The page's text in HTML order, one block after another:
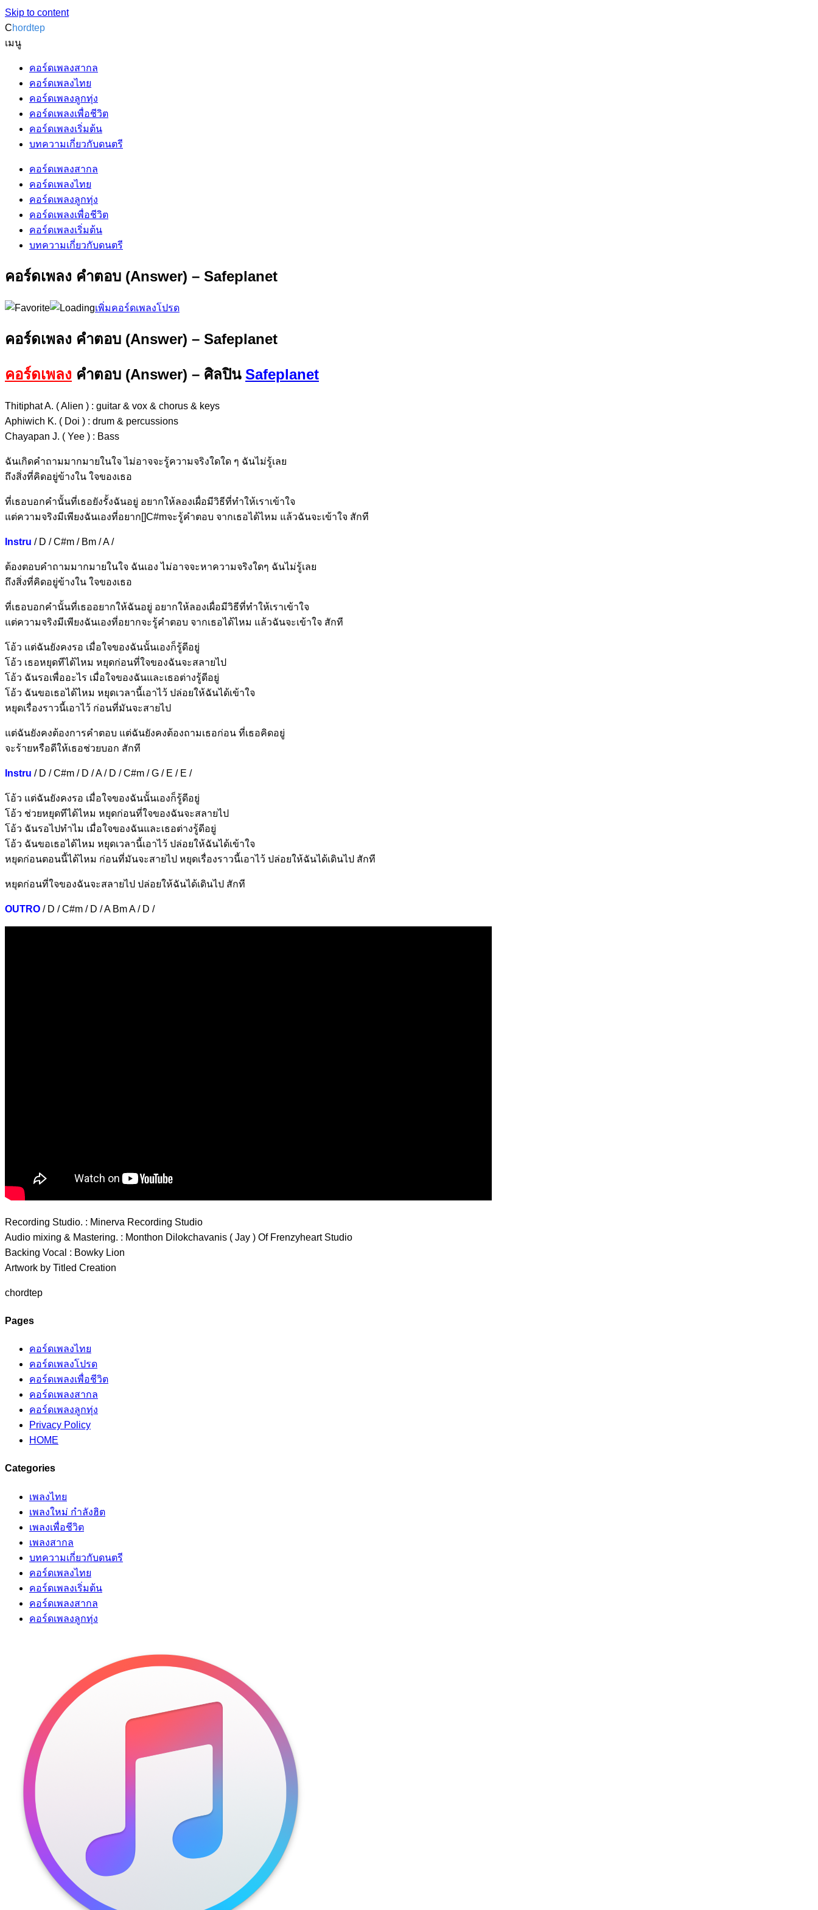
Skip to content
Chordtep
เมนู
คอร์ดเพลงสากล
คอร์ดเพลงไทย
คอร์ดเพลงลูกทุ่ง
คอร์ดเพลงเพื่อชีวิต
คอร์ดเพลงเริ่มต้น
บทความเกี่ยวกับดนตรี
คอร์ดเพลงสากล
คอร์ดเพลงไทย
คอร์ดเพลงลูกทุ่ง
คอร์ดเพลงเพื่อชีวิต
คอร์ดเพลงเริ่มต้น
บทความเกี่ยวกับดนตรี
คอร์ดเพลง คำตอบ (Answer) – Safeplanet
เพิ่มคอร์ดเพลงโปรด
คอร์ดเพลง คำตอบ (Answer) – Safeplanet
คอร์ดเพลง คำตอบ (Answer) – ศิลปิน Safeplanet
Thitiphat A. ( Alien ) : guitar & vox & chorus & keys
Aphiwich K. ( Doi ) : drum & percussions
Chayapan J. ( Yee ) : Bass
ฉันเกิดคำถามมากมายในใจไม่อาจจะรู้ความจริงใดใด ๆ ฉันไม่รู้เลย
ถึงสิ่งที่คิดอยู่ข้างใน ใจของเธอ
ที่เธอบอกคำนั้นที่เธอยังรั้งฉันอยู่ อยากให้ลองเผื่อมีวิธีที่ทำให้เราเข้าใจ
แต่ความจริงมีเพียงฉันเองที่อยาก[]C#mจะรู้คำตอบ จากเธอได้ไหม แล้วฉันจะเข้าใจ สักที
Instru / D / C#m / Bm / A /
ต้องตอบคำถามมากมายในใจ ฉันเอง ไม่อาจจะหาความจริงใดๆ ฉันไม่รู้เลย
ถึงสิ่งที่คิดอยู่ข้างใน ใจของเธอ
ที่เธอบอกคำนั้นที่เธออยากให้ฉันอยู่ อยากให้ลองเผื่อมีวิธีที่ทำให้เราเข้าใจ
แต่ความจริงมีเพียงฉันเองที่อยากจะรู้คำตอบ จากเธอได้ไหม แล้วฉันจะเข้าใจ สักที
โอ้ว แต่ฉันยังคงรอ เมื่อใจของฉันนั้นเองก็รู้ดีอยู่
โอ้ว เธอหยุดทีได้ไหม หยุดก่อนที่ใจของฉันจะสลายไป
โอ้ว ฉันรอเพื่ออะไร เมื่อใจของฉันและเธอต่างรู้ดีอยู่
โอ้ว ฉันขอเธอได้ไหม หยุดเวลานี้เอาไว้ ปล่อยให้ฉันได้เข้าใจ
หยุดเรื่องราวนี้เอาไว้ ก่อนที่มันจะสายไป
แต่ฉันยังคงต้องการคำตอบ แต่ฉันยังคงต้องถามเธอก่อน ที่เธอคิดอยู่
จะร้ายหรือดีให้เธอช่วยบอก สักที
Instru / D / C#m / D / A / D / C#m / G / E / E /
โอ้ว แต่ฉันยังคงรอ เมื่อใจของฉันนั้นเองก็รู้ดีอยู่
โอ้ว ช่วยหยุดทีได้ไหม หยุดก่อนที่ใจของฉันจะสลายไป
โอ้ว ฉันรอไปทำไม เมื่อใจของฉันและเธอต่างรู้ดีอยู่
โอ้ว ฉันขอเธอได้ไหม หยุดเวลานี้เอาไว้ ปล่อยให้ฉันได้เข้าใจ
หยุดก่อนตอนนี้ได้ไหม ก่อนที่มันจะสายไป หยุดเรื่องราวนี้เอาไว้ ปล่อยให้ฉันได้เดินไป สักที
หยุดก่อนที่ใจของฉันจะสลายไป ปล่อยให้ฉันได้เดินไป สักที
OUTRO / D / C#m / D / A Bm A / D /
Recording Studio. : Minerva Recording Studio
Audio mixing & Mastering. : Monthon Dilokchavanis ( Jay ) Of Frenzyheart Studio
Backing Vocal : Bowky Lion
Artwork by Titled Creation
chordtep
Pages
คอร์ดเพลงไทย
คอร์ดเพลงโปรด
คอร์ดเพลงเพื่อชีวิต
คอร์ดเพลงสากล
คอร์ดเพลงลูกทุ่ง
Privacy Policy
HOME
Categories
เพลงไทย
เพลงใหม่ กำลังฮิต
เพลงเพื่อชีวิต
เพลงสากล
บทความเกี่ยวกับดนตรี
คอร์ดเพลงไทย
คอร์ดเพลงเริ่มต้น
คอร์ดเพลงสากล
คอร์ดเพลงลูกทุ่ง